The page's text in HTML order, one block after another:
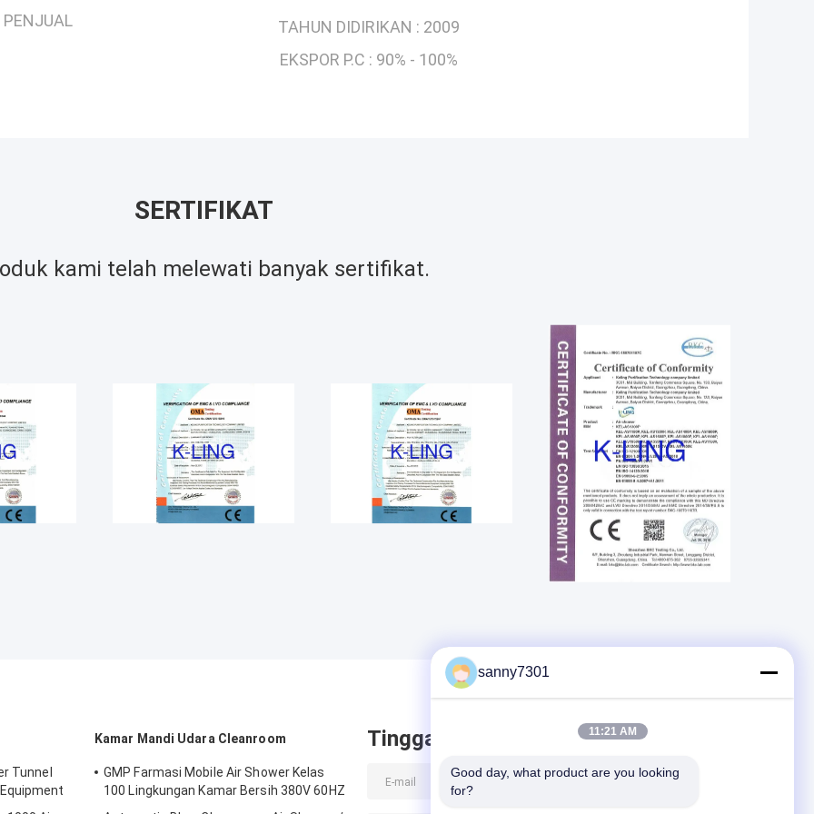
PENJUAL
TAHUN DIDIRIKAN : 2009
EKSPOR P.C : 90% - 100%
SERTIFIKAT
kami telah melewati banyak sertifikat.
Tunnel
Kamar Mandi Udara Cleanroom
GMP Farmasi Mobile Air Shower Kelas
100 Lingkungan Kamar Bersih 380V 60HZ
Tinggalkan pesan
sanny7301
11:21 AM
Good day, what product are you looking
for?